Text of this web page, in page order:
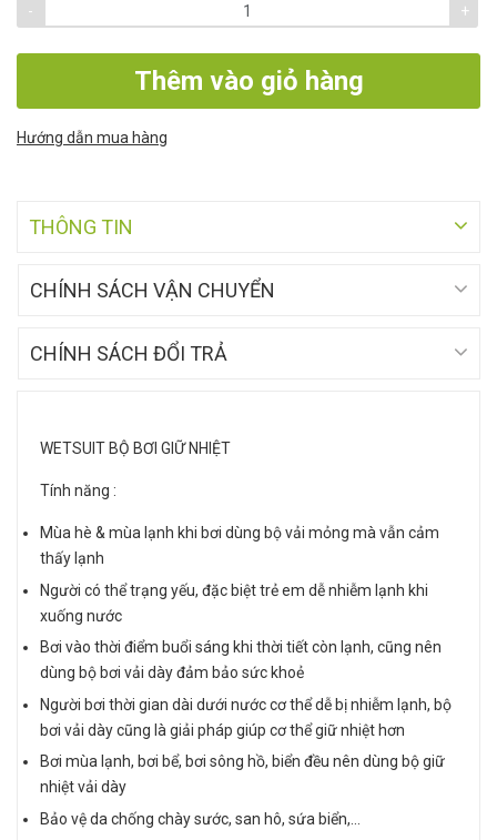
-
+
Thêm vào giỏ hàng
Hướng dẫn mua hàng
THÔNG TIN
CHÍNH SÁCH VẬN CHUYỂN
CHÍNH SÁCH ĐỔI TRẢ
WETSUIT BỘ BƠI GIỮ NHIỆT
Tính năng :
Mùa hè & mùa lạnh khi bơi dùng bộ vải mỏng mà vẫn cảm
thấy lạnh
Người có thể trạng yếu, đặc biệt trẻ em dễ nhiễm lạnh khi
xuống nước
Bơi vào thời điểm buổi sáng khi thời tiết còn lạnh, cũng nên
dùng bộ bơi vải dày đảm bảo sức khoẻ
Người bơi thời gian dài dưới nước cơ thể dễ bị nhiễm lạnh, bộ
bơi vải dày cũng là giải pháp giúp cơ thể giữ nhiệt hơn
Bơi mùa lạnh, bơi bể, bơi sông hồ, biển đều nên dùng bộ giữ
nhiệt vải dày
Bảo vệ da chống chày sước, san hô, sứa biển,…